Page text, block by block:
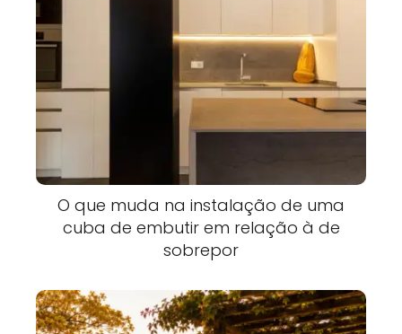
O que muda na instalação de uma
cuba de embutir em relação à de
sobrepor